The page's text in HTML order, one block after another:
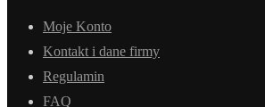
Moje Konto
Kontakt i dane firmy
Regulamin
FAQ